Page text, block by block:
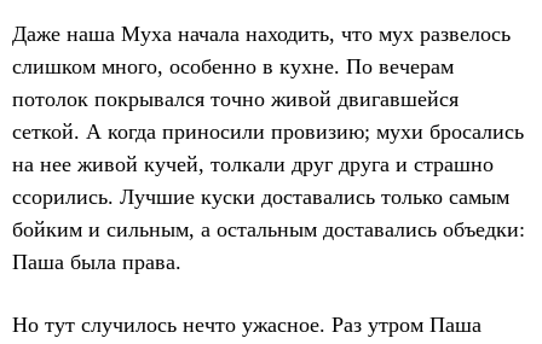
Даже наша Муха начала находить, что мух развелось
слишком много, особенно в кухне. По вечерам
потолок покрывался точно живой двигавшейся
сеткой. А когда приносили провизию; мухи бросались
на нее живой кучей, толкали друг друга и страшно
ссорились. Лучшие куски доставались только самым
бойким и сильным, а остальным доставались объедки:
Паша была права.
Но тут случилось нечто ужасное. Раз утром Паша